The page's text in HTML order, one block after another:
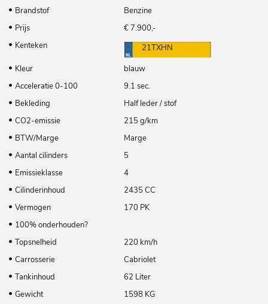
Brandstof
Benzine
Prijs
€ 7.900,-
Kenteken
21TXHN
Kleur
blauw
Acceleratie 0-100
9.1 sec.
Bekleding
Half leder / stof
CO2-emissie
215 g/km
BTW/Marge
Marge
Aantal cilinders
5
Emissieklasse
4
Cilinderinhoud
2435 CC
Vermogen
170 PK
100% onderhouden?
Topsnelheid
220 km/h
Carrosserie
Cabriolet
Tankinhoud
62 Liter
Gewicht
1598 KG